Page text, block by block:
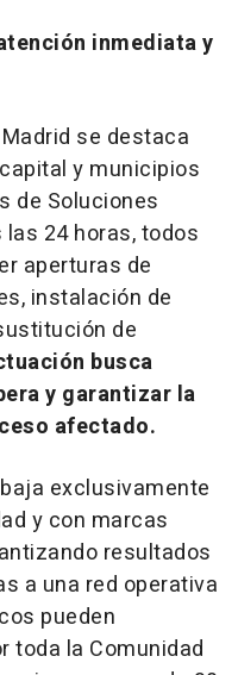
inmediata y
se destaca
y municipios
de Soluciones
24 horas, todos
aperturas de
instalación de
de
busca
y garantizar la
afectado.
exclusivamente
y con marcas
resultados
a una red operativa
pueden
toda la Comunidad